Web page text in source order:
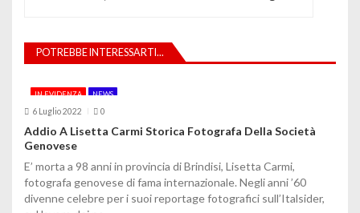
i
o
n
e
a
POTREBBE INTERESSARTI...
IN EVIDENZA NEWS
6 Luglio 2022 0
Addio A Lisetta Carmi Storica Fotografa Della Società
Genovese
E’ morta a 98 anni in provincia di Brindisi, Lisetta Carmi,
fotografa genovese di fama internazionale. Negli anni ’60
divenne celebre per i suoi reportage fotografici sull’Italsider,